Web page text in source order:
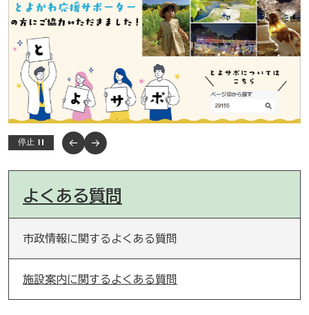
停止
よくある質問
市政情報に関するよくある質問
施設案内に関するよくある質問